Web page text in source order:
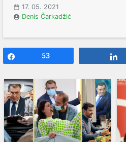
17. 05. 2021
Denis Čarkadžić
53